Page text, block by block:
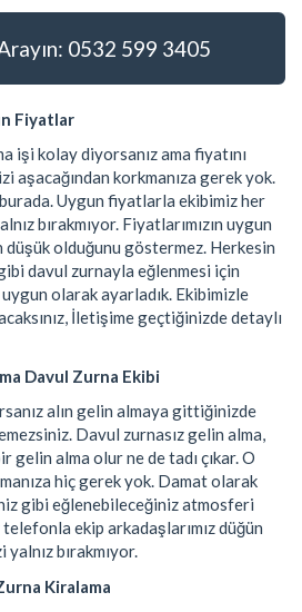
0532 599 3405
Fiyatlar
işi kolay diyorsanız ama fiyatını
aşacağından korkmanıza gerek yok.
burada. Uygun fiyatlarla ekibimiz her
bırakmıyor. Fiyatlarımızın uygun
düşük olduğunu göstermez. Herkesin
davul zurnayla eğlenmesi için
olarak ayarladık. Ekibimizle
İletişime geçtiğinizde detaylı
Davul Zurna Ekibi
alın gelin almaya gittiğinizde
Davul zurnasız gelin alma,
gelin alma olur ne de tadı çıkar. O
hiç gerek yok. Damat olarak
gibi eğlenebileceğiniz atmosferi
ekip arkadaşlarımız düğün
bırakmıyor.
Kiralama